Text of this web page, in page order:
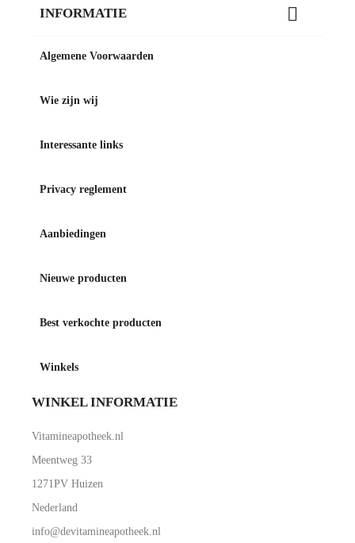
INFORMATIE 
Algemene Voorwaarden
Wie zijn wij
Interessante links
Privacy reglement
Aanbiedingen
Nieuwe producten
Best verkochte producten
Winkels
WINKEL INFORMATIE
Vitamineapotheek.nl
Meentweg 33
1271PV Huizen
Nederland
info@devitamineapotheek.nl